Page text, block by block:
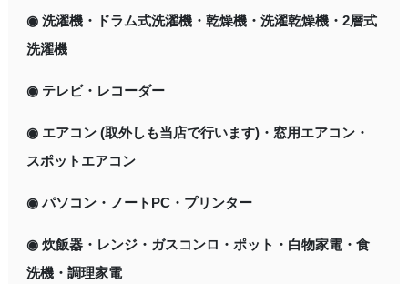
◉ 洗濯機・ドラム式洗濯機・乾燥機・洗濯乾燥機・2層式
洗濯機
◉ テレビ・レコーダー
◉ エアコン (取外しも当店で行います)・窓用エアコン・
スポットエアコン
◉ パソコン・ノートPC・プリンター
◉ 炊飯器・レンジ・ガスコンロ・ポット・白物家電・食
洗機・調理家電